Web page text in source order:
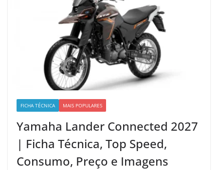
FICHA TÉCNICA MAIS POPULARES
Yamaha Lander Connected 2027
| Ficha Técnica, Top Speed,
Consumo, Preço e Imagens